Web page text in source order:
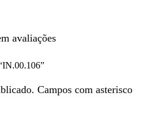
avaliações
Campos com asterisco